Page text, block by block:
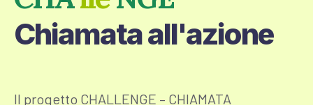
Chiamata all'azione
Il progetto CHALLENGE – CHIAMATA